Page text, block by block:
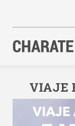
AGENDA
ACTIVIDADES
ALQUILER
VIAJE